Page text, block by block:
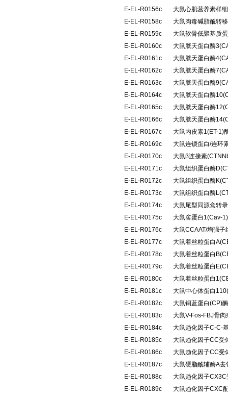
E-EL-R0156c
大鼠心肌营养素样
E-EL-R0158c
大鼠肉毒碱脂酰转
E-EL-R0159c
大鼠软骨低聚基质
E-EL-R0160c
大鼠胱天蛋白酶
E-EL-R0161c
大鼠胱天蛋白酶
E-EL-R0162c
大鼠胱天蛋白酶
E-EL-R0163c
大鼠胱天蛋白酶
E-EL-R0164c
大鼠胱天蛋白酶
E-EL-R0165c
大鼠胱天蛋白酶
E-EL-R0166c
大鼠胱天蛋白酶
E-EL-R0167c
大鼠内皮素1(ET-1)
E-EL-R0169c
大鼠连锁蛋白/连环
E-EL-R0170c
大鼠β连接素
E-EL-R0171c
大鼠组织蛋白酶
E-EL-R0172c
大鼠组织蛋白酶
E-EL-R0173c
大鼠组织蛋白酶
E-EL-R0174c
大鼠尾型同源盒转
E-EL-R0175c
大鼠窖蛋白1(Cav-
E-EL-R0176c
大鼠CCAAT/增强
E-EL-R0177c
大鼠着丝粒蛋白
E-EL-R0178c
大鼠着丝粒蛋白
E-EL-R0179c
大鼠着丝粒蛋白
E-EL-R0180c
大鼠着丝粒蛋白
E-EL-R0181c
大鼠中心体蛋白
E-EL-R0182c
大鼠铜蓝蛋白(CP)
E-EL-R0183c
大鼠V-Fos-FBJ骨
E-EL-R0184c
大鼠趋化因子C-C-
E-EL-R0185c
大鼠趋化因子CC受
E-EL-R0186c
大鼠趋化因子CC受
E-EL-R0187c
大鼠硬脂酰辅酶A
E-EL-R0188c
大鼠趋化因子
E-EL-R0189c
大鼠趋化因子CXC